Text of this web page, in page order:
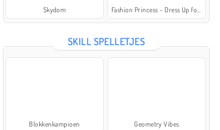
Skydom Fashion Princess - Dress Up for Girls
SKILL SPELLETJES
Blokkenkampioen Geometry Vibes